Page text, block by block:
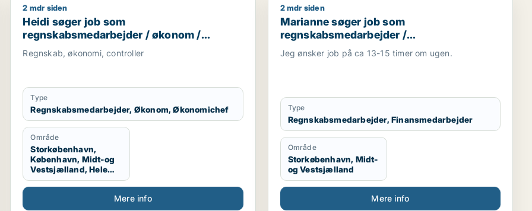
medarbejder / receptionist / kontorassistent / kundeservicemedarbejder
Heidi søger job som regnskabsmedarbejder / økonom / økonomichef
2 mdr siden
Heidi søger job som
regnskabsmedarbejder / økonom /
økonomichef
Regnskab, økonomi, controller
Type
Regnskabsmedarbejder, Økonom, Økonomichef
Område
Storkøbenhavn,
København, Midt-og
Vestsjælland, Hele
Sjælland
Mere info
Marianne søger job som regnskabsmedarbejder /
2 mdr siden
Marianne søger job som
regnskabsmedarbejder /
finansmedarbejder
Jeg ønsker job på ca 13-15 timer om ugen.
Type
Regnskabsmedarbejder, Finansmedarbejder
Område
Storkøbenhavn, Midt-
og Vestsjælland
Mere info